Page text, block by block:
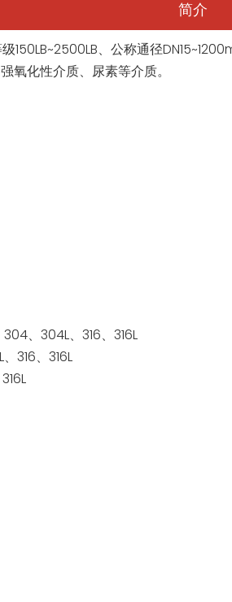
简介
150LB~2500LB、公称通径
氧化性介质、尿素等介质。
、304L、316、316L
316、316L